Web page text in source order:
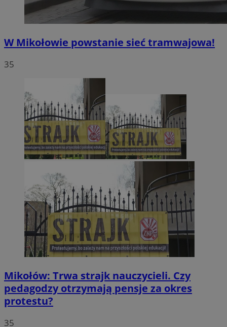
W Mikołowie powstanie sieć tramwajowa!
35
Mikołów: Trwa strajk nauczycieli. Czy
pedagodzy otrzymają pensje za okres
protestu?
35